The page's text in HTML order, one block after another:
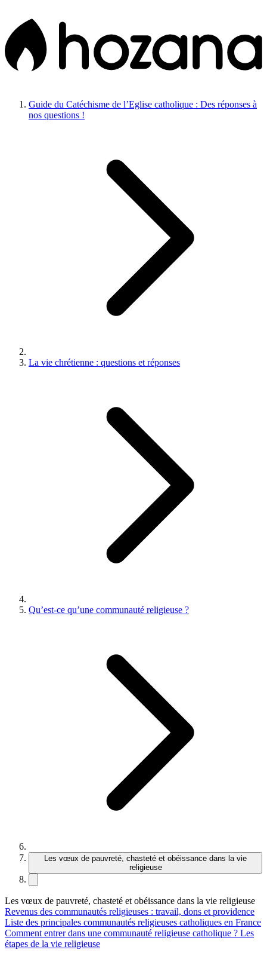
Guide du Catéchisme de l’Eglise catholique : Des réponses à
nos questions !
La vie chrétienne : questions et réponses
Qu’est-ce qu’une communauté religieuse ?
Les vœux de pauvreté, chasteté et obéissance dans la vie
religieuse
Les vœux de pauvreté, chasteté et obéissance dans la vie religieuse
Revenus des communautés religieuses : travail, dons et providence
Liste des principales communautés religieuses catholiques en France
Comment entrer dans une communauté religieuse catholique ? Les
étapes de la vie religieuse